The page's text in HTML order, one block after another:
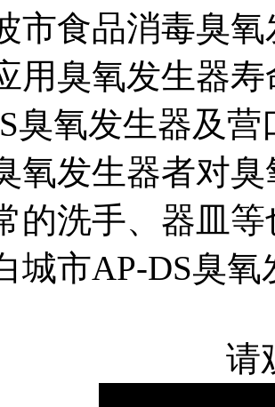
市食品消毒臭
用臭氧发生器寿
臭氧发生器及营
氧发生器者对
的洗手、器皿
城市AP-DS臭氧
请